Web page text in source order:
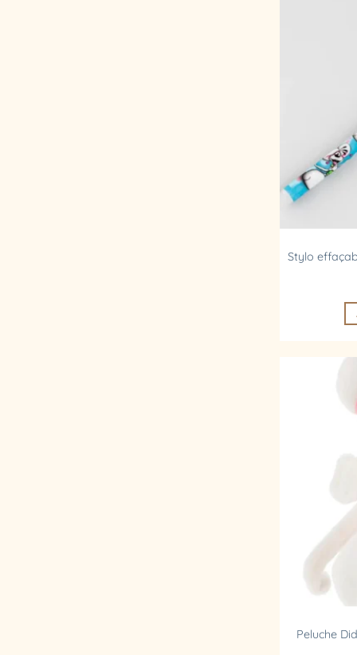
Stylo
Peluche